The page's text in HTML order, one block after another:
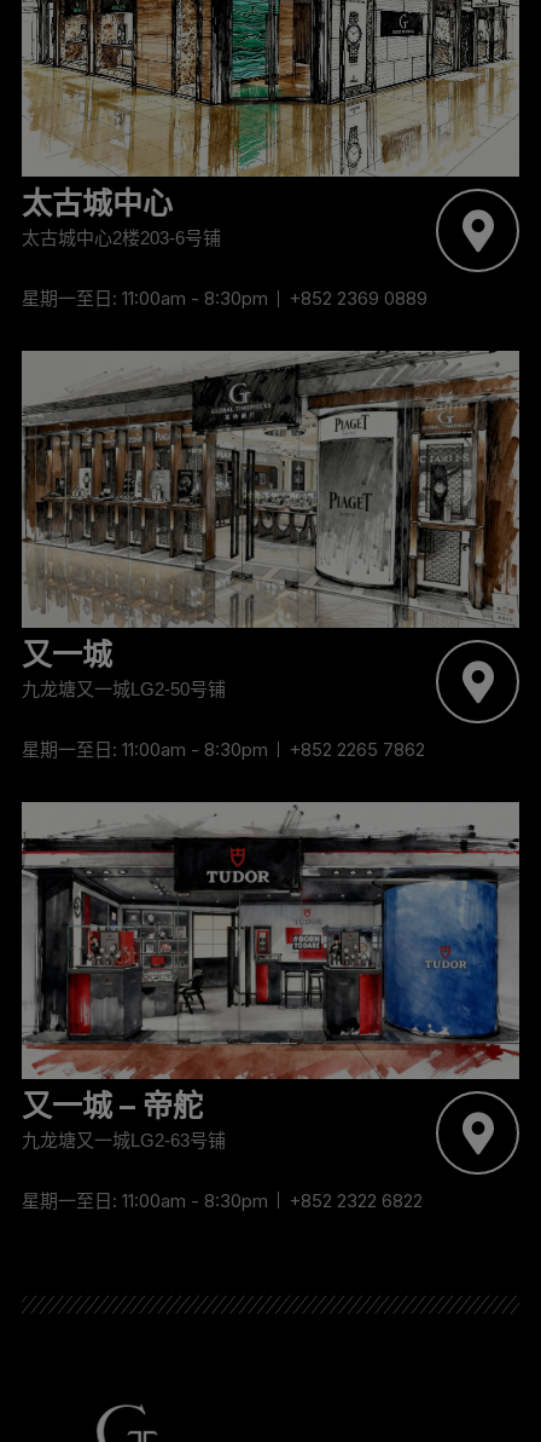
‬太古城中心
太古城中心2楼203-6号铺
星期一至日: 11:00am - 8:30pm +852 2369 0889
又一城
九龙塘又一城LG2-50号铺
星期一至日: 11:00am - 8:30pm +852 2265 7862
‬‬‬又一城 – 帝舵
九龙塘又一城LG2-63号铺
星期一至日: 11:00am - 8:30pm +852 2322 6822